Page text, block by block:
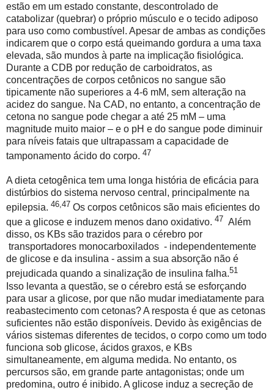
estão em um estado constante, descontrolado de
catabolizar (quebrar) o próprio músculo e o tecido adiposo
para uso como combustível. Apesar de ambas as condições
indicarem que o corpo está queimando gordura a uma taxa
elevada, são mundos à parte na implicação fisiológica.
Durante a CDB por redução de carboidratos, as
concentrações de corpos cetônicos no sangue são
tipicamente não superiores a 4-6 mM, sem alteração na
acidez do sangue. Na CAD, no entanto, a concentração de
cetona no sangue pode chegar a até 25 mM – uma
magnitude muito maior – e o pH e do sangue pode diminuir
para níveis fatais que ultrapassam a capacidade de
tamponamento ácido do corpo. 47
A dieta cetogênica tem uma longa história de eficácia para
distúrbios do sistema nervoso central, principalmente na
epilepsia. 46,47 Os corpos cetônicos são mais eficientes do
que a glicose e induzem menos dano oxidativo. 47 Além
disso, os KBs são trazidos para o cérebro por
transportadores monocarboxilados - independentemente
de glicose e da insulina - assim a sua absorção não é
prejudicada quando a sinalização de insulina falha.51
Isso levanta a questão, se o cérebro está se esforçando
para usar a glicose, por que não mudar imediatamente para
reabastecimento com cetonas? A resposta é que as cetonas
suficientes não estão disponíveis. Devido às exigências de
vários sistemas diferentes de tecidos, o corpo como um todo
funciona sob glicose, ácidos graxos, e KBs
simultaneamente, em alguma medida. No entanto, os
percursos são, em grande parte antagonistas; onde um
predomina, outro é inibido. A glicose induz a secreção de